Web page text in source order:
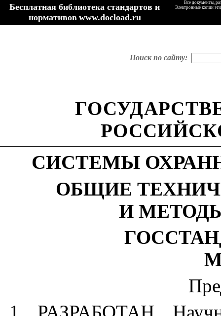
Бесплатная библиотека стандартов и
нормативов www.docload.ru
Все документы,
Электронные копии
Поиск по сайту:
СИСТЕМЫ
ОБЩИЕ
И